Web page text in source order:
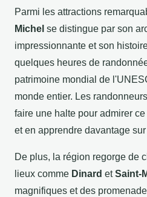
Parmi les attractions
Michel se distingue par son
impressionnante et son
quelques heures de
patrimoine mondial de
monde entier. Les
faire une halte pour admirer
et en apprendre davantage
De plus, la région regorge de
lieux comme Dinard etSaint-
magnifiques et des